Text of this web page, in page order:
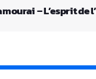
– L’esprit de